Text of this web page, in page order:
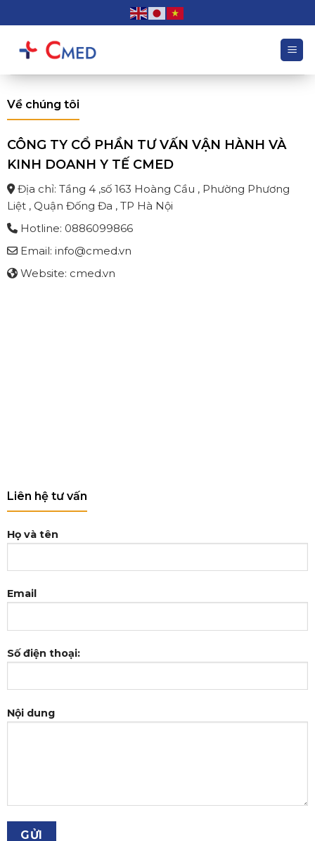
đến
dung
Về chúng tôi
CÔNG TY CỔ PHẦN TƯ VẤN VẬN HÀNH VÀ
KINH DOANH Y TẾ CMED
Địa chỉ: Tầng 4 ,số 163 Hoàng Cầu , Phường Phương
Liệt , Quận Đống Đa , TP Hà Nội
Hotline: 0886099866
Email: info@cmed.vn
Website: cmed.vn
Liên hệ tư vấn
Họ và tên
Email
Số điện thoại:
Nội dung